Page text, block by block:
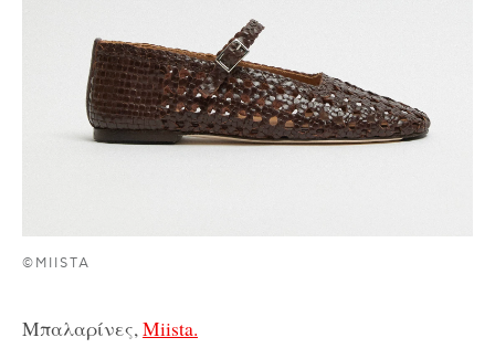
©MIISTA
Μπαλαρίνες,Miista.